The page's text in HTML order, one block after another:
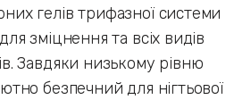
гелів трифазної системи
зміцнення та всіх видів
Завдяки низькому рівню
безпечний для нігтьової